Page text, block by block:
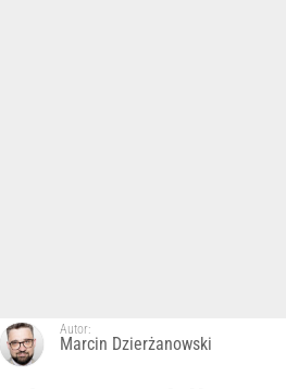
Autor:
Marcin Dzierżanowski